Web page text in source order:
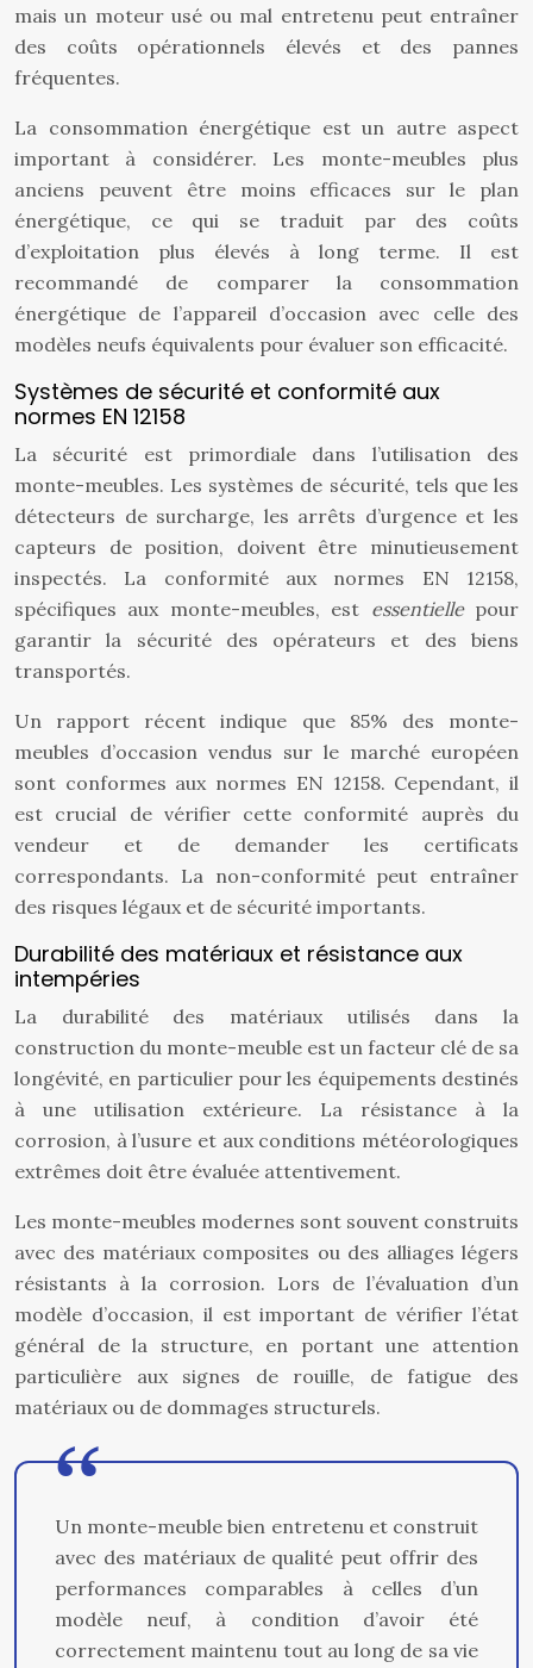
mais un moteur usé ou mal entretenu peut entraîner
des coûts opérationnels élevés et des pannes
fréquentes.
La consommation énergétique est un autre aspect
important à considérer. Les monte-meubles plus
anciens peuvent être moins efficaces sur le plan
énergétique, ce qui se traduit par des coûts
d’exploitation plus élevés à long terme. Il est
recommandé de comparer la consommation
énergétique de l’appareil d’occasion avec celle des
modèles neufs équivalents pour évaluer son efficacité.
Systèmes de sécurité et conformité aux
normes EN 12158
La sécurité est primordiale dans l’utilisation des
monte-meubles. Les systèmes de sécurité, tels que les
détecteurs de surcharge, les arrêts d’urgence et les
capteurs de position, doivent être minutieusement
inspectés. La conformité aux normes EN 12158,
spécifiques aux monte-meubles, est essentielle pour
garantir la sécurité des opérateurs et des biens
transportés.
Un rapport récent indique que 85% des monte-
meubles d’occasion vendus sur le marché européen
sont conformes aux normes EN 12158. Cependant, il
est crucial de vérifier cette conformité auprès du
vendeur et de demander les certificats
correspondants. La non-conformité peut entraîner
des risques légaux et de sécurité importants.
Durabilité des matériaux et résistance aux
intempéries
La durabilité des matériaux utilisés dans la
construction du monte-meuble est un facteur clé de sa
longévité, en particulier pour les équipements destinés
à une utilisation extérieure. La résistance à la
corrosion, à l’usure et aux conditions météorologiques
extrêmes doit être évaluée attentivement.
Les monte-meubles modernes sont souvent construits
avec des matériaux composites ou des alliages légers
résistants à la corrosion. Lors de l’évaluation d’un
modèle d’occasion, il est important de vérifier l’état
général de la structure, en portant une attention
particulière aux signes de rouille, de fatigue des
matériaux ou de dommages structurels.
Un monte-meuble bien entretenu et construit
avec des matériaux de qualité peut offrir des
performances comparables à celles d’un
modèle neuf, à condition d’avoir été
correctement maintenu tout au long de sa vie